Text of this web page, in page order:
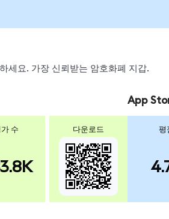
세요. 가장 신뢰받는 암호화폐 지갑.
수 다운로드
App
평